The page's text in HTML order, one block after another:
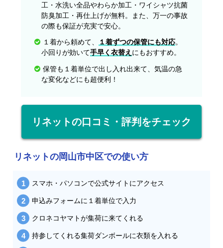
工・水洗い全品やわらか加工・ワイシャツ抗菌
防臭加工・再仕上げが無料。また、万一の事故
の際も保証が充実で安心。
１着から頼めて、 １着ずつの保管にも対応。
小回りが効いて手早く衣替え にもおすすめ。
保管も１着単位で出し入れ出来て、気温の急
な変化などにも超便利！
リネットの口コミ・評判をチェック
リネットの岡山市中区での使い方
スマホ・パソコンで公式サイトにアクセス
申込みフォームに１着単位で入力
クロネコヤマトが集荷に来てくれる
持参してくれる集荷ダンボールに衣類を入れる